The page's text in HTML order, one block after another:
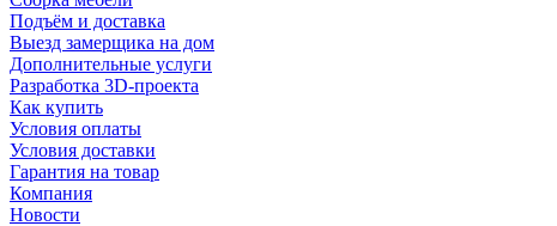
Подъём и доставка
Выезд замерщика на дом
Дополнительные услуги
Разработка 3D-проекта
Как купить
Условия оплаты
Условия доставки
Гарантия на товар
Компания
Новости